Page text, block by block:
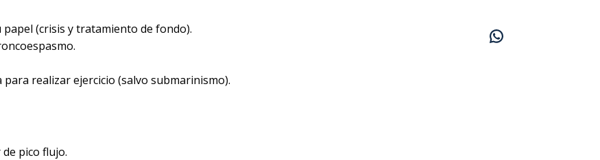
(crisis y tratamiento de fondo).
realizar ejercicio (salvo submarinismo).
pico flujo.